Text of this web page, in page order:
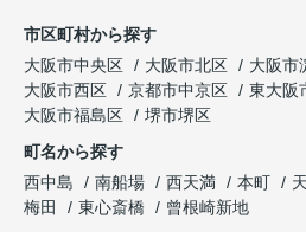
市区町村から探す
大阪市中央区
大阪市北区 大阪市
大阪市西区
京都市中京区 東大阪
大阪市福島区
堺市堺区
町名から探す
西中島
南船場 西天満 本町
梅田
東心斎橋
曾根崎新地